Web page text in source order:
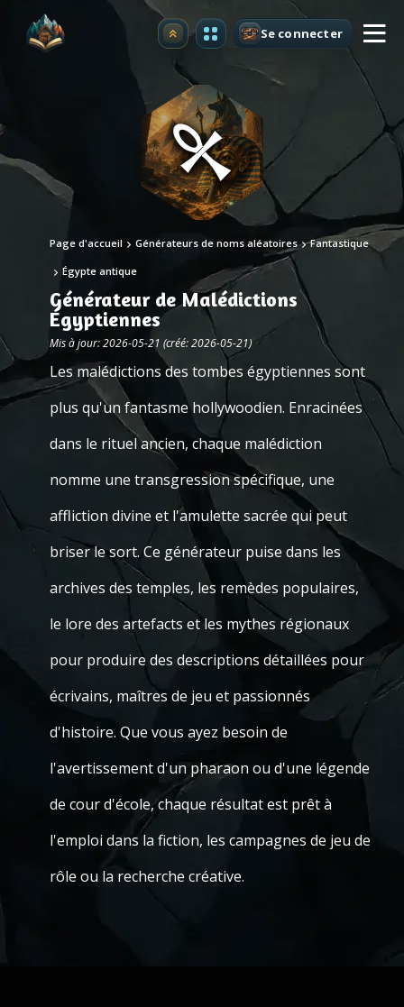
Premium Se connecter
Page d'accueil Générateurs de noms aléatoires Fantastique
Égypte antique
Générateur de Malédictions
Égyptiennes
Mis à jour: 2026-05-21 (créé: 2026-05-21)
Les malédictions des tombes égyptiennes sont
plus qu'un fantasme hollywoodien. Enracinées
dans le rituel ancien, chaque malédiction
nomme une transgression spécifique, une
affliction divine et l'amulette sacrée qui peut
briser le sort. Ce générateur puise dans les
archives des temples, les remèdes populaires,
le lore des artefacts et les mythes régionaux
pour produire des descriptions détaillées pour
écrivains, maîtres de jeu et passionnés
d'histoire. Que vous ayez besoin de
l'avertissement d'un pharaon ou d'une légende
de cour d'école, chaque résultat est prêt à
l'emploi dans la fiction, les campagnes de jeu de
rôle ou la recherche créative.